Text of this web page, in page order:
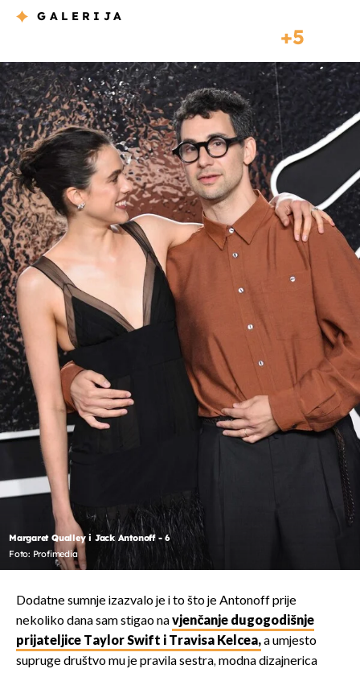
GALERIJA
5
Margaret Qualley i Jack Antonoff - 6
Foto: Profimedia
Dodatne sumnje izazvalo je i to što je Antonoff prije
nekoliko dana sam stigao navjenčanje dugogodišnje
prijateljice Taylor Swift i Travisa Kelcea,a umjesto
supruge društvo mu je pravila sestra, modna dizajnerica